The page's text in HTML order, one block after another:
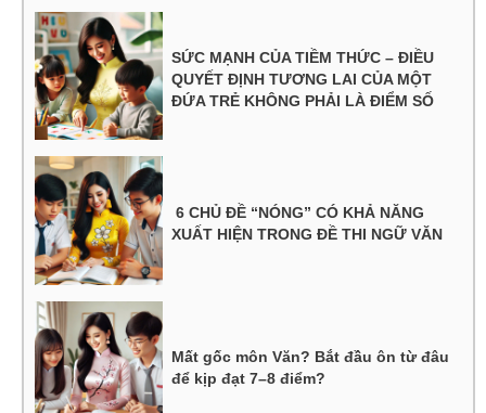
SỨC MẠNH CỦA TIỀM THỨC – ĐIỀU
QUYẾT ĐỊNH TƯƠNG LAI CỦA MỘT
ĐỨA TRẺ KHÔNG PHẢI LÀ ĐIỂM SỐ
6 CHỦ ĐỀ “NÓNG” CÓ KHẢ NĂNG
XUẤT HIỆN TRONG ĐỀ THI NGỮ VĂN
Mất gốc môn Văn? Bắt đầu ôn từ đâu
để kịp đạt 7–8 điểm?